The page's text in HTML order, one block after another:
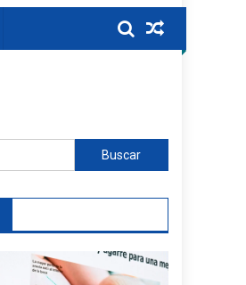
Buscar: